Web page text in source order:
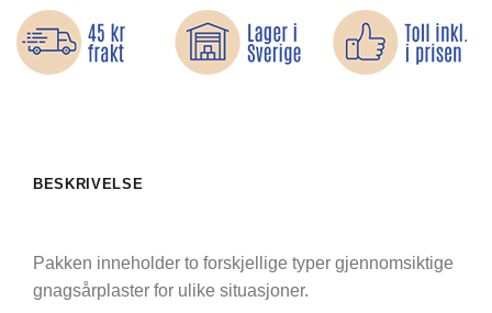
BESKRIVELSE
Pakken inneholder to forskjellige typer gjennomsiktige
gnagsårplaster for ulike situasjoner.